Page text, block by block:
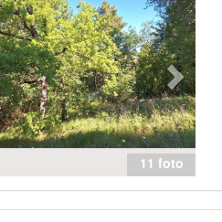
11 foto